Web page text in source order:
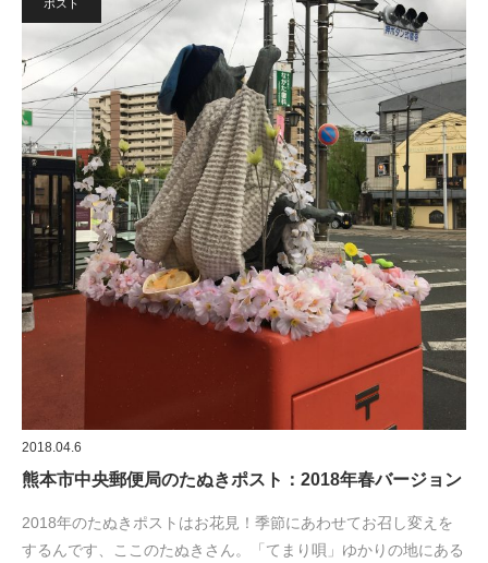
ポスト
2018.04.6
熊本市中央郵便局のたぬきポスト：2018年春バージョン
2018年のたぬきポストはお花見！季節にあわせてお召し変えを
するんです、ここのたぬきさん。「てまり唄」ゆかりの地にある